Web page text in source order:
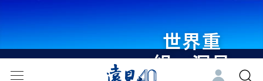
世界重
組・洞見